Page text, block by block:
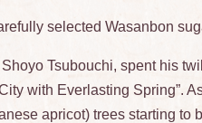
selected Wasanbon
Tsubouchi, spent his
with Everlasting Spring”.
apricot) trees starting to